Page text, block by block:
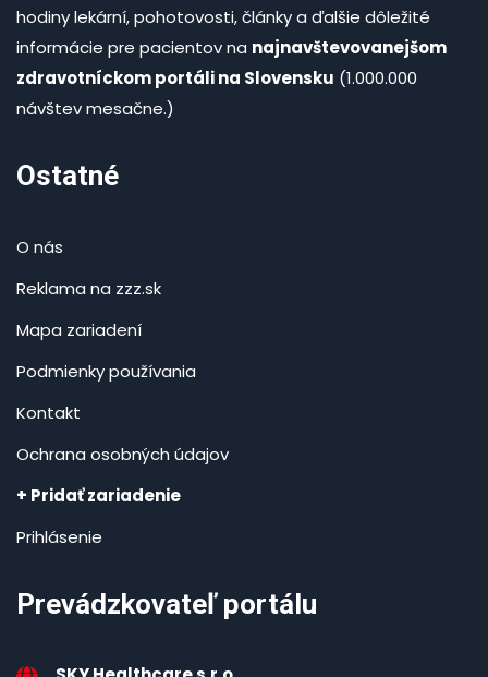
hodiny lekární, pohotovosti, články a ďalšie dôležité
informácie pre pacientov na najnavštevovanejšom
zdravotníckom portáli na Slovensku (1.000.000
návštev mesačne.)
Ostatné
O nás
Reklama na zzz.sk
Mapa zariadení
Podmienky používania
Kontakt
Ochrana osobných údajov
+ Pridať zariadenie
Prihlásenie
Prevádzkovateľ portálu